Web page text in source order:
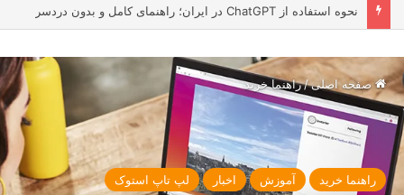
لپ تاپ مناسب معلم ها و اساتید دانشگاه؛ چه مدلی بخریم که تدریس و کار آنلاین را بدون دردسر انجام دهد؟
صفحه اصلی/راهنما خرید
راهنما خرید آموزش اخبار
لپ تاپ استوک